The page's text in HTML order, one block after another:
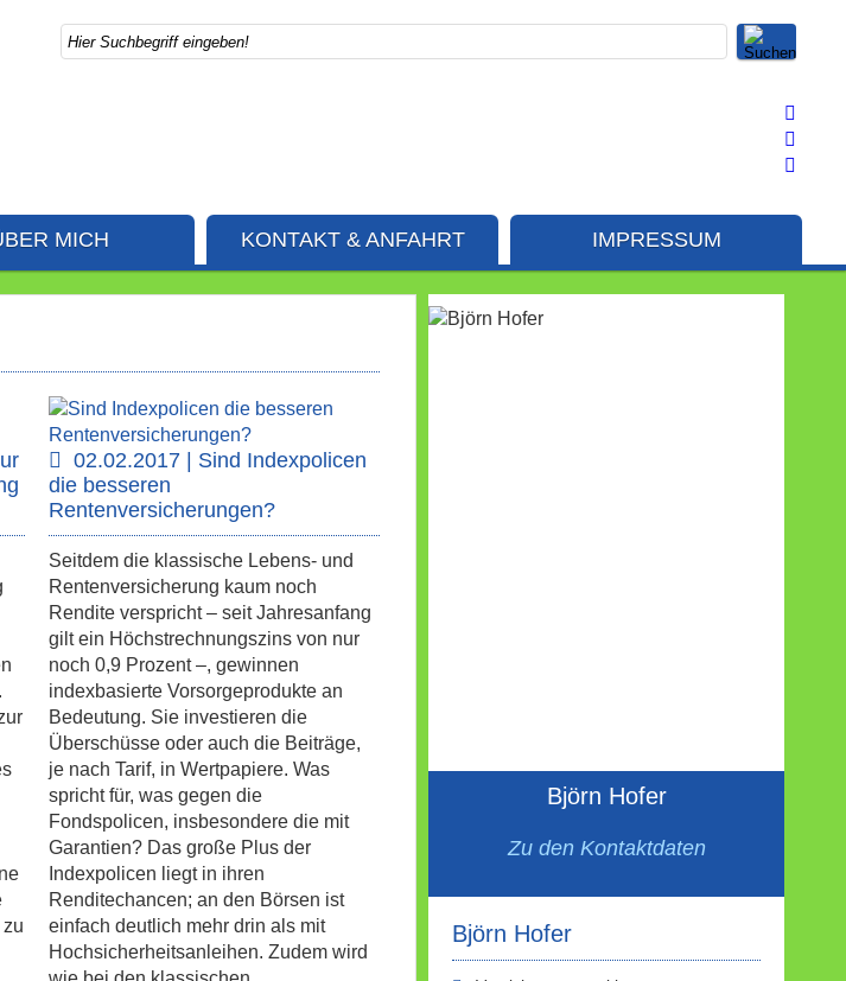
MICH KONTAKT & ANFAHRT IMPRESSUM
Björn Hofer
Zu den Kontaktdaten
Björn Hofer
02.02.2017 | Sind Indexpolicen
die besseren
Rentenversicherungen?
Seitdem die klassische Lebens- und
Rentenversicherung kaum noch
Rendite verspricht – seit Jahresanfang
gilt ein Höchstrechnungszins von nur
noch 0,9 Prozent –, gewinnen
indexbasierte Vorsorgeprodukte an
Bedeutung. Sie investieren die
Überschüsse oder auch die Beiträge,
je nach Tarif, in Wertpapiere. Was
spricht für, was gegen die
Fondspolicen, insbesondere die mit
Garantien? Das große Plus der
Indexpolicen liegt in ihren
Renditechancen; an den Börsen ist
einfach deutlich mehr drin als mit
Hochsicherheitsanleihen. Zudem wird